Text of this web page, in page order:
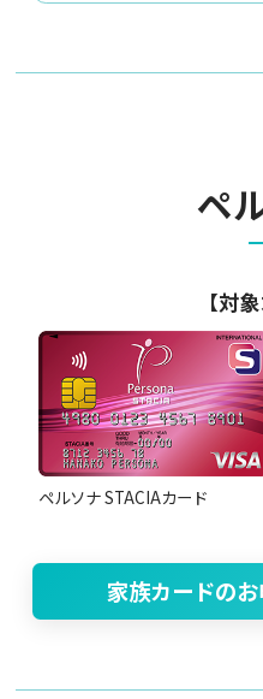
ペ
【対
ペルソナ STACIAカード
家族カードの